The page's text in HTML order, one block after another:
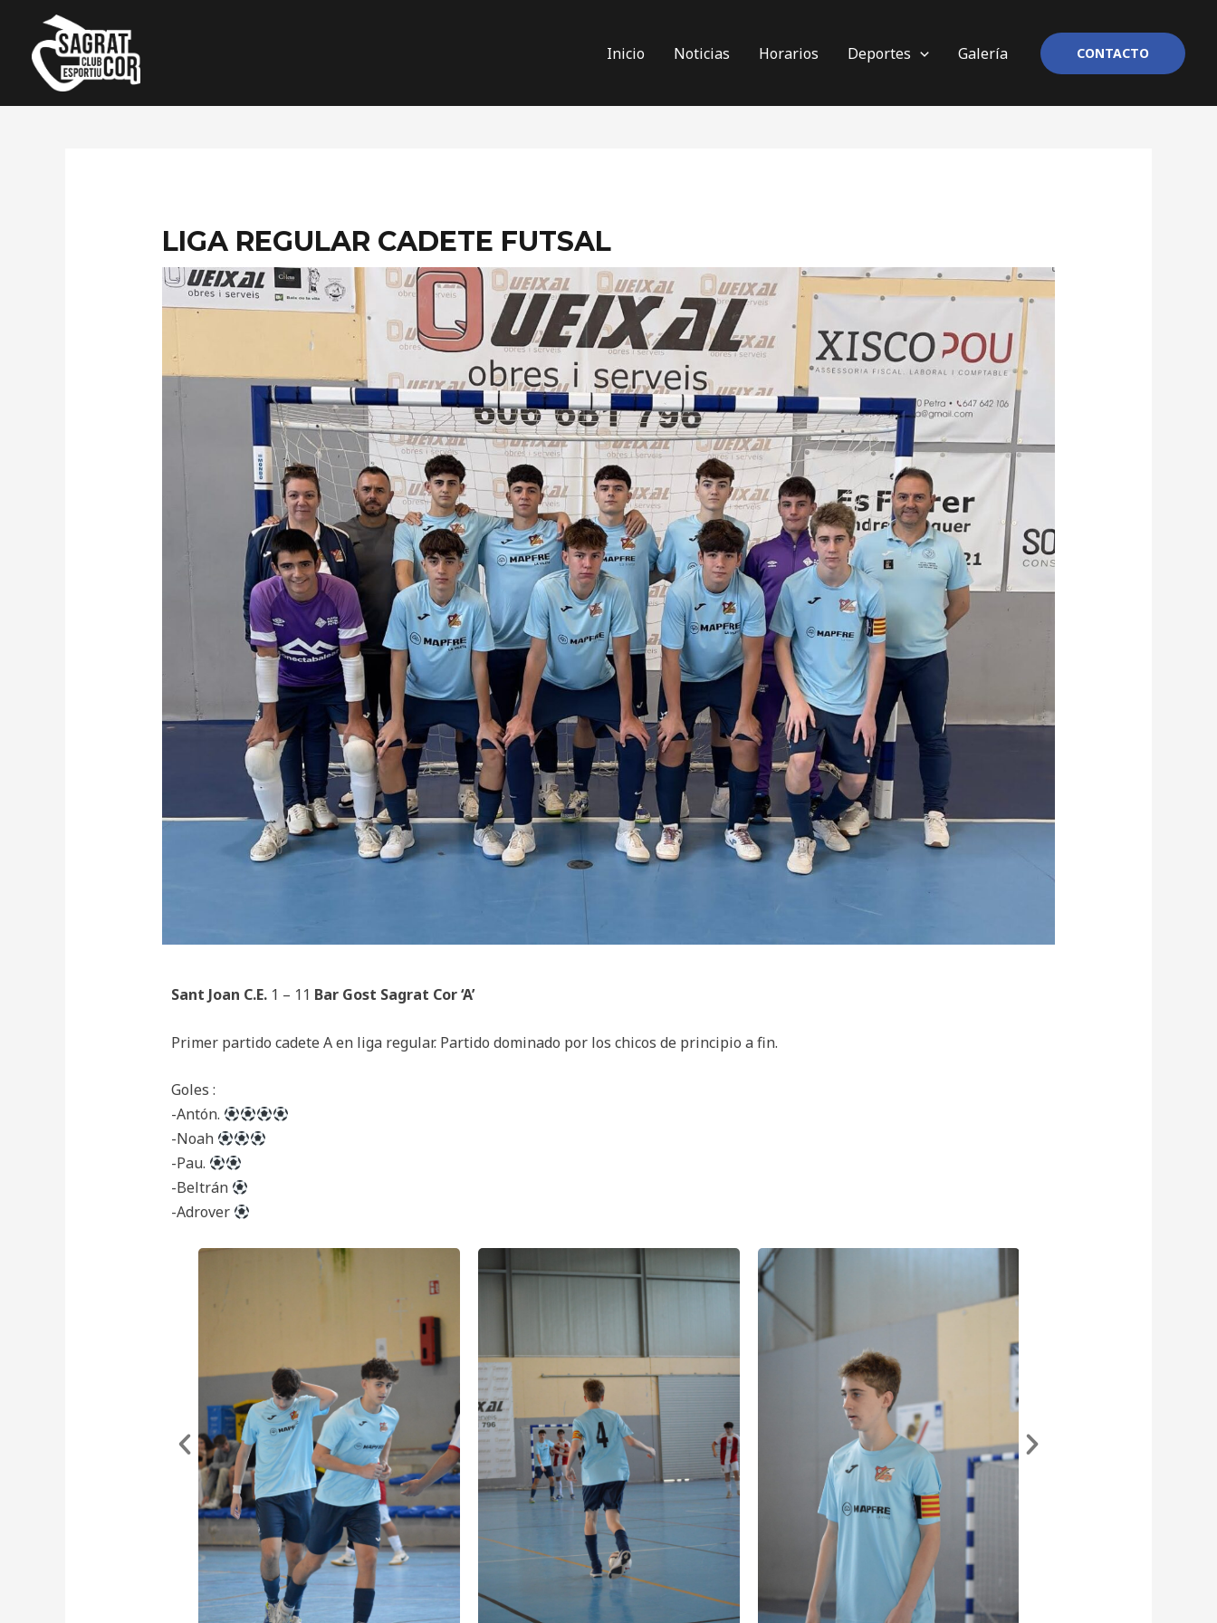
contenido
Inicio Noticias Horarios Deportes Galería CONTACTO
LIGA REGULAR CADETE FUTSAL
Sant Joan C.E.1 – 11 Bar Gost Sagrat Cor ‘A’
Primer partido cadete A en liga regular. Partido dominado por los chicos de principio a fin.
Goles :
-Antón.
-Noah
-Pau.
-Beltrán
-Adrover